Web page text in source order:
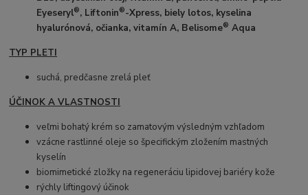
Eyeseryl®, Liftonin®-Xpress, biely lotos, kyselina
hyalurónová, očianka, vitamín A, Belisome® Aqua
TYP PLETI
suchá, predčasne zrelá pleť
ÚČINOK A VLASTNOSTI
veľmi bohatý krém so zamatovým výsledným vzhľadom
vzácne rastlinné oleje so špecifickým zložením mastných
kyselín
biomimetické zložky na regeneráciu lipidovej bariéry kože
rýchly liftingový účinok